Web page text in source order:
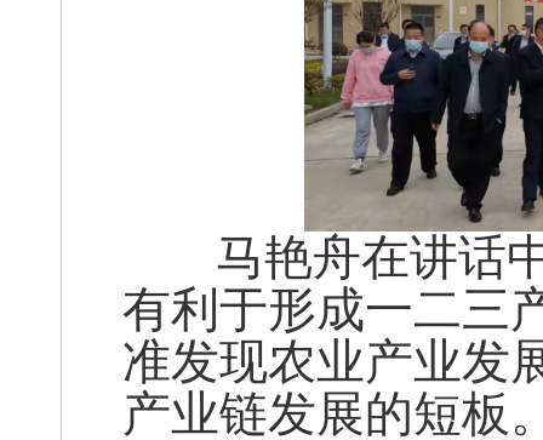
马艳舟在讲话中
有利于形成一二三
准发现农业产业发
产业链发展的短板